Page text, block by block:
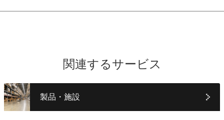
関連するサービス
製品・施設